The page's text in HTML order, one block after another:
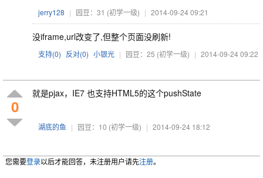
jerry128 | 园豆：31 (初学一级) | 2014-09-24 09:21
没iframe,url改变了,但整个页面没刷新!
支持(0) 反对(0) 小银光 | 园豆：25 (初学一级) | 2014-09-24 09:22
0
就是pjax，IE7 也支持HTML5的这个pushState
湖底的鱼 | 园豆：10 (初学一级) | 2014-09-24 18:12
您需要登录以后才能回答，未注册用户请先注册。